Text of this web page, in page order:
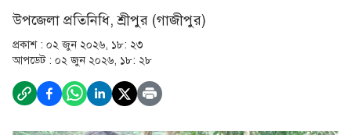
উপজেলা প্রতিনিধি, শ্রীপুর (গাজীপুর)
প্রকাশ : ০২ জুন ২০২৬, ১৮: ২৩
আপডেট : ০২ জুন ২০২৬, ১৮: ২৮